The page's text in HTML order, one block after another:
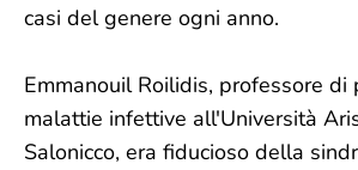
casi del genere ogni anno.
Emmanouil Roilidis, professore di
malattie infettive all'Università
Salonicco, era fiducioso della